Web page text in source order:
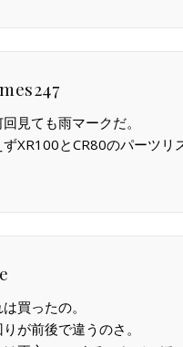
見ても雨マークだ。
ずXR100とCR80のパーツリ
買ったの。
が前後で違うのさ。